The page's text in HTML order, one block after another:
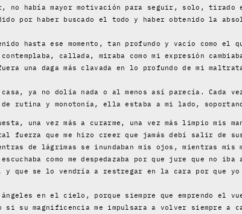
no había mayor motivación para seguir, solo, tirado
por haber buscado el todo y haber obtenido la
hasta ese momento, tan profundo y vacío como el
callada, miraba como mi expresión
una daga más clavada en lo profundo de mi
ya no dolía nada o al menos así parecía. Cada
rutina y monotonía, ella estaba a mi lado,
una vez más a curarme, una vez más limpio mis
tal fuerza que me hizo creer que jamás debí salir de
de lágrimas se inundaban mis ojos, mientras mis
como me despedazaba por que jure que no
se lo vendría a restregar en la cara por que yo
en el cielo, porque siempre que emprendo el
su magnificencia me impulsara a volver siempre a